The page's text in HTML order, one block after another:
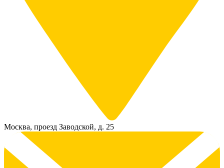
Москва, проезд Заводской, д. 25